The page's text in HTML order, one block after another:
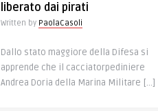
liberato dai pirati
Written by PaolaCasoli
Dallo stato maggiore della Difesa si
apprende che il cacciatorpediniere
Andrea Doria della Marina Militare […]